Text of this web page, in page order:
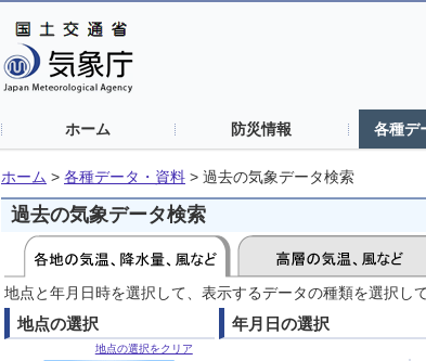
ホーム 防災情報 各種デ
ホーム > 各種データ・資料 > 過去の気象データ検索
過去の気象データ検索
地点と年月日時を選択して、表示するデータの種類を選択し
地点の選択
地点の選択をクリア
年月日の選択